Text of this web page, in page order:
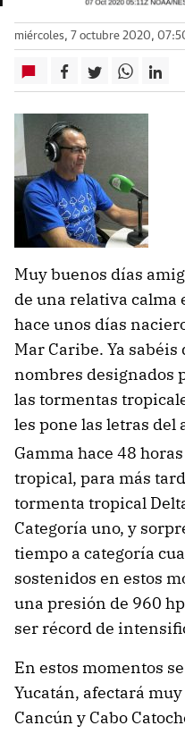
miércoles, 7 octubre 2020,
Muy buenos días
de una relativa calma
hace unos días
Mar Caribe. Ya sabéis
nombres designados
las tormentas
les pone las letras del
Gamma hace 48
tropical, para más
tormenta tropical
Categoría uno, y
tiempo a categoría
sostenidos en estos
una presión de 960
ser récord de
En estos momentos
Yucatán, afectará
Cancún y Cabo